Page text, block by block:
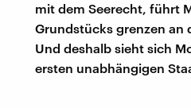
mit dem Seerecht, führt
Grundstücks grenzen an
Und deshalb sieht sich
ersten unabhängigen